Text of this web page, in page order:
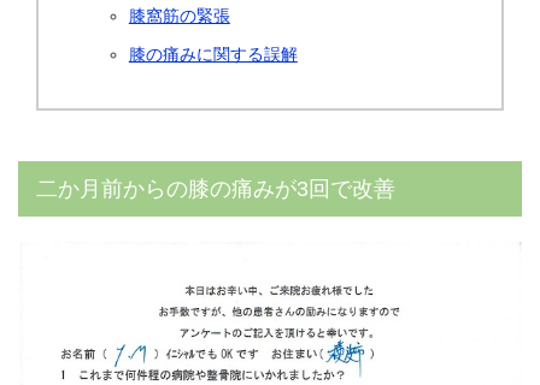
膝窩筋の緊張
膝の痛みに関する誤解
二か月前からの膝の痛みが3回で改善